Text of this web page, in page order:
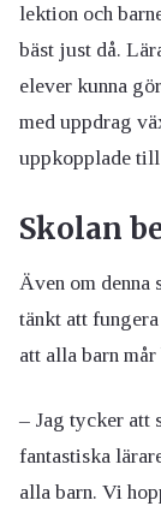
lektion och
bäst just då.
elever kunna
med uppdrag
uppkopplade
Skolan
Även om denna
tänkt att
att alla barn
– Jag tycker att
fantastiska
alla barn. Vi